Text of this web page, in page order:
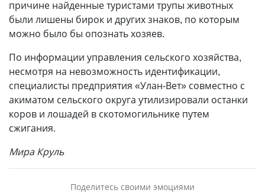
причине найденные туристами трупы животных
были лишены бирок и других знаков, по которым
можно было бы опознать хозяев.
По информации управления сельского хозяйства,
несмотря на невозможность идентификации,
специалисты предприятия «Улан-Вет» совместно с
акиматом сельского округа утилизировали останки
коров и лошадей в скотомогильнике путем
сжигания.
Мира Круль
Поделитесь своими эмоциями